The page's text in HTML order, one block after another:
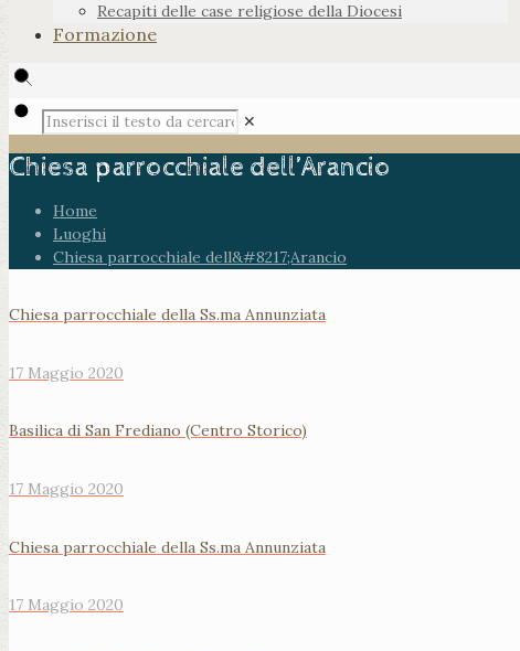
Recapiti delle case religiose della Diocesi
Formazione
✕
Chiesa parrocchiale dell’Arancio
Home
Luoghi
Chiesa parrocchiale dell&#8217;Arancio
Chiesa parrocchiale della Ss.ma Annunziata
17 Maggio 2020
Basilica di San Frediano (Centro Storico)
17 Maggio 2020
Chiesa parrocchiale della Ss.ma Annunziata
17 Maggio 2020